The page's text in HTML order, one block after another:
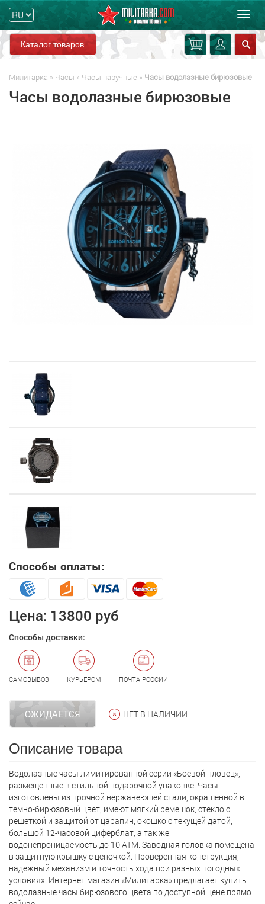
Каталог товаров
Милитарка » Часы » Часы наручные » Часы водолазные бирюзовые
Часы водолазные бирюзовые
Способы оплаты:
Цена: 13800 руб
Способы доставки:
САМОВЫВОЗ КУРЬЕРОМ ПОЧТА РОССИИ
ОЖИДАЕТСЯ НЕТ В НАЛИЧИИ
Описание товара
Водолазные часы лимитированной серии «Боевой пловец»,
размещенные в стильной подарочной упаковке. Часы
изготовлены из прочной нержавеющей стали, окрашенной в
темно-бирюзовый цвет, имеют мягкий ремешок, стекло с
решеткой и защитой от царапин, окошко с текущей датой,
большой 12-часовой циферблат, а так же
водонепроницаемость до 10 АТМ. Заводная головка помещена
в защитную крышку с цепочкой. Проверенная конструкция,
надежный механизм и точность хода при разных погодных
условиях. Интернет магазин «Милитарка» предлагает кyпить
водолазные часы бирюзового цвета по доступной цене прямо